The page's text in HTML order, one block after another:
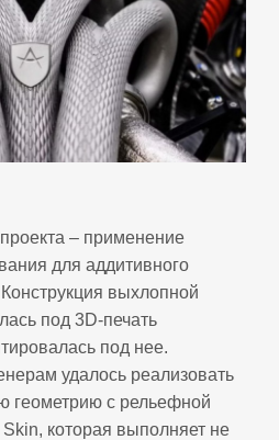
– применение
для аддитивного
выхлопной
под 3D‑печать
под нее.
удалось реализовать
геометрию с рельефной
которая выполняет не